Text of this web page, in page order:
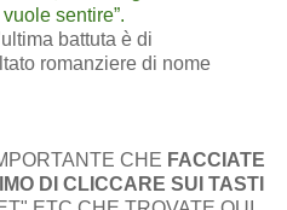
sentire”.
battuta è di
romanziere di nome
CHE FACCIATE
DI CLICCARE SUI TASTI